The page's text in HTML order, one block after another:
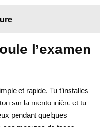
l’examen
et rapide. Tu t’installes
sur la mentonnière et tu
pendant quelques